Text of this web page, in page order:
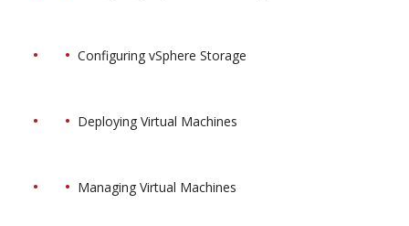
Configuring vSphere Storage
Deploying Virtual Machines
Managing Virtual Machines